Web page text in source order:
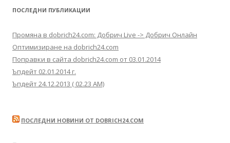
ПОСЛЕДНИ ПУБЛИКАЦИИ
Промяна в dobrich24.com: Добрич Live -> Добрич Онлайн
Оптимизиране на dobrich24.com
Поправки в сайта dobrich24.com от 03.01.2014
Ъпдейт 02.01.2014 г.
Ъпдейт 24.12.2013 ( 02.23 AM)
ПОСЛЕДНИ НОВИНИ ОТ DOBRICH24.COM